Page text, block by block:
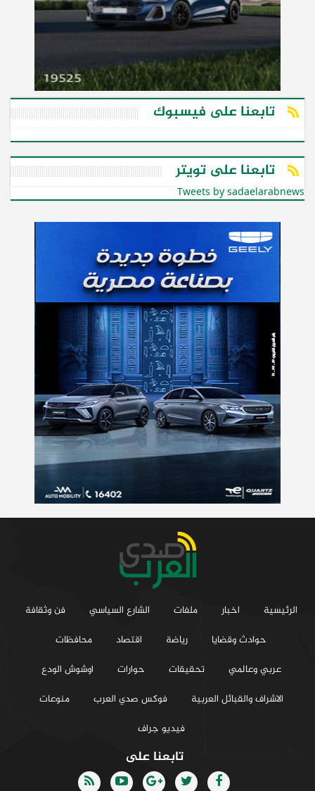
تابعنا على فيسبوك
تابعنا على تويتر
Tweets by sadaelarabnews
الرئيسية اخبار ملفات الشارع السياسي
فن وثقافة
حوادث وقضايا
رياضة اقتصاد
محافظات
عربي وعالمي
تحقيقات حوارات
اوشوش الودع
الاشراف والقبائل العربية
فوكس صدي العرب
منوعات
فيديو جراف
تابعنا على